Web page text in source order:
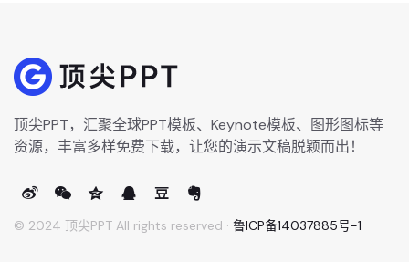
顶尖PPT，汇聚全球PPT模板、Keynote模板、图形图标等
资源，丰富多样免费下载，让您的演示文稿脱颖而出！
© 2024 顶尖PPT All rights reserved · 鲁ICP备14037885号-1